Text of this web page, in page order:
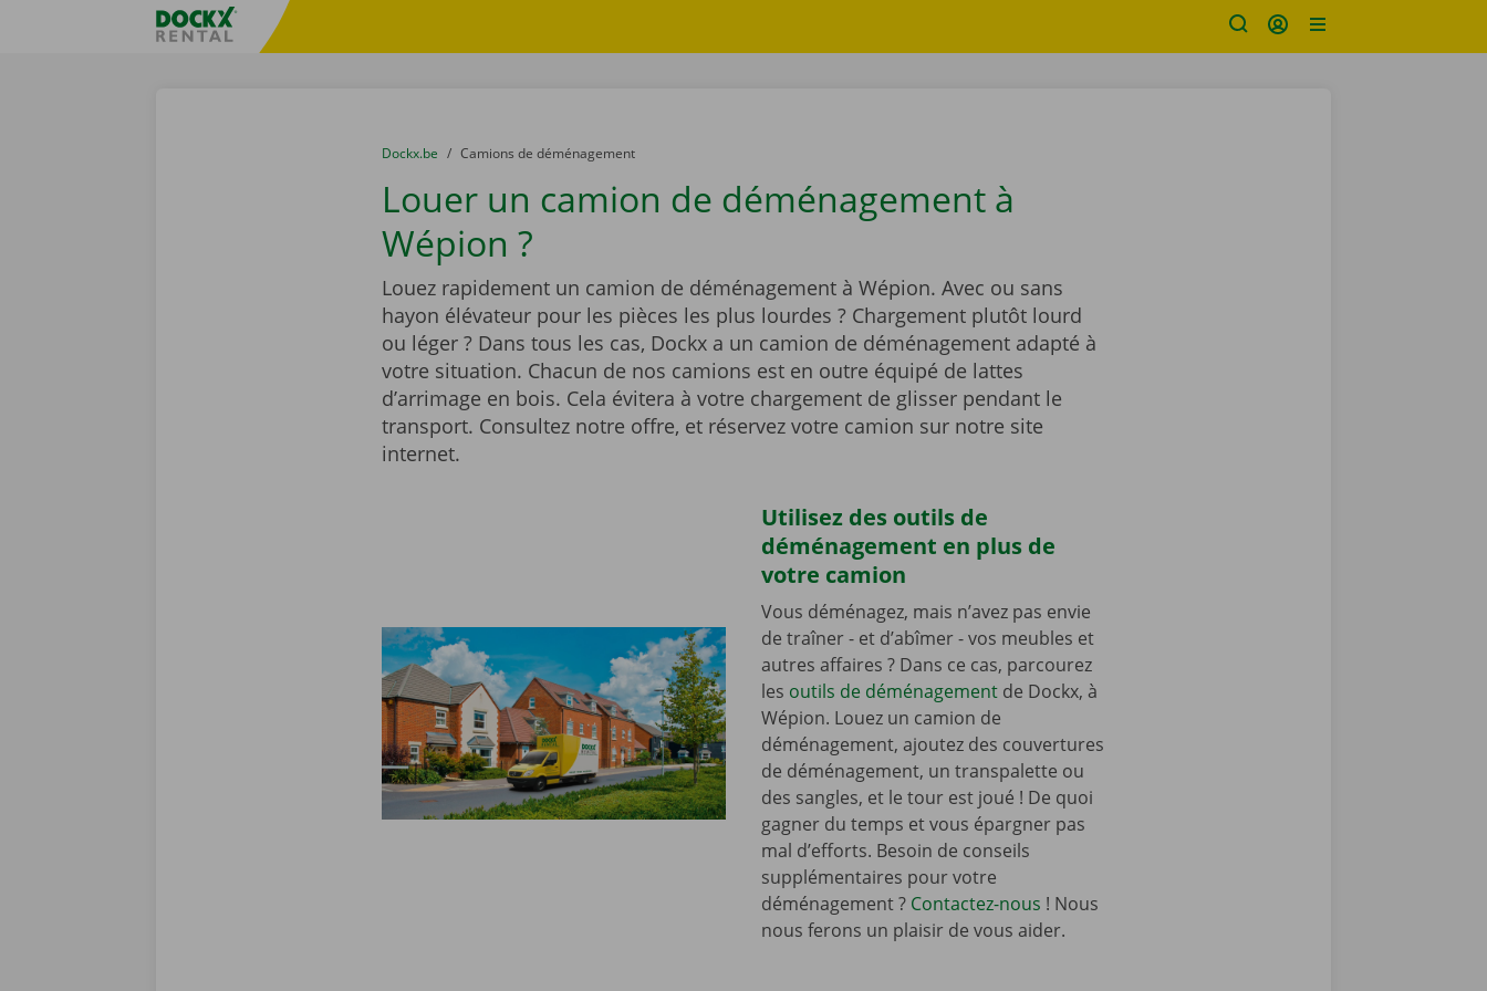
sitename
You are here:
du
Dockx.be to
Camions de déménagement
Louer un camion de déménagement à
Wépion ?
Louez rapidement un camion de déménagement à Wépion. Avec ou sans
hayon élévateur pour les pièces les plus lourdes ? Chargement plutôt lourd
ou léger ? Dans tous les cas, Dockx a un camion de déménagement adapté à
votre situation. Chacun de nos camions est en outre équipé de lattes
d’arrimage en bois. Cela évitera à votre chargement de glisser pendant le
transport. Consultez notre offre, et réservez votre camion sur notre site
internet.
Utilisez des outils de
déménagement en plus de
votre camion
Vous déménagez, mais n’avez pas envie
de traîner - et d’abîmer - vos meubles et
autres affaires ? Dans ce cas, parcourez
les outils de déménagementde Dockx, à
Wépion. Louez un camion de
déménagement, ajoutez des couvertures
de déménagement, un transpalette ou
des sangles, et le tour est joué ! De quoi
gagner du temps et vous épargner pas
mal d’efforts. Besoin de conseils
supplémentaires pour votre
déménagement ? Contactez-nous ! Nous
nous ferons un plaisir de vous aider.